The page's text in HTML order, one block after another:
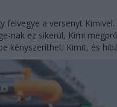
felvegye a versenyt
nak ez sikerül, Kimi
kényszerítheti Kimit, és